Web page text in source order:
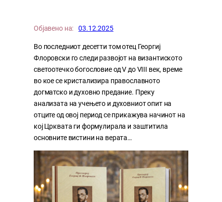
Објавено на: 03.12.2025
Во последниот десетти том отец Георгиј
Флоровски го следи развојот на византиското
светоотечко богословие од V до VIII век, време
во кое се кристализира православното
догматско и духовно предание. Преку
анализата на учењето и духовниот опит на
отците од овој период се прикажува начинот на
кој Црквата ги формулирала и заштитила
основните вистини на верата…